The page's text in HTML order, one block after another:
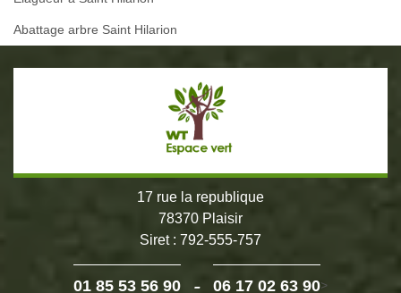
Abattage arbre Saint Hilarion
17 rue la republique
78370 Plaisir
Siret : 792-555-757
01 85 53 56 90 - 06 17 02 63 90>